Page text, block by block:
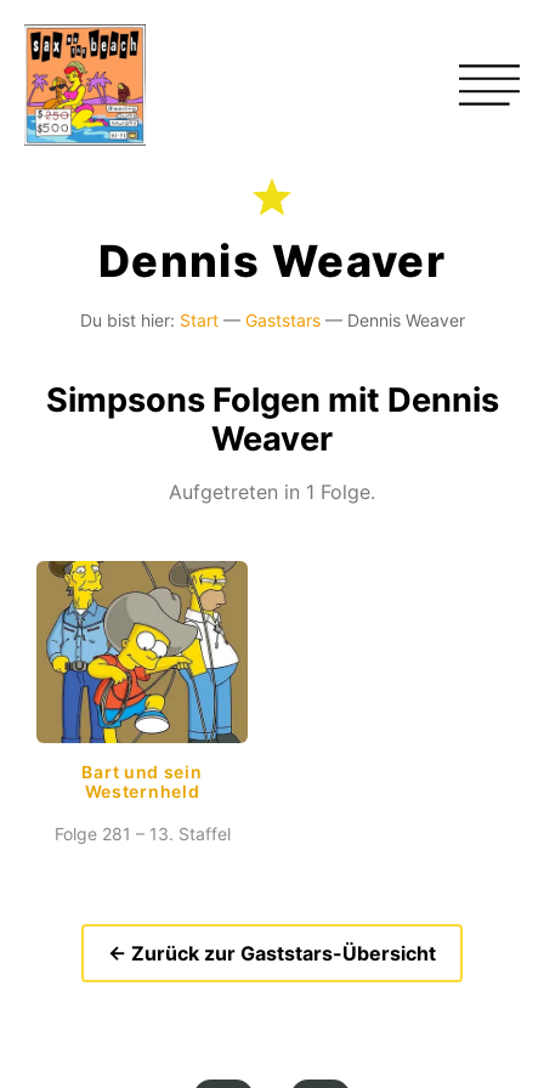
Dennis Weaver
Du bist hier: Start— Gaststars— Dennis Weaver
Simpsons Folgen mit Dennis
Weaver
Aufgetreten in 1 Folge.
Bart und sein
Westernheld
Folge 281 – 13. Staffel
← Zurück zur Gaststars-Übersicht